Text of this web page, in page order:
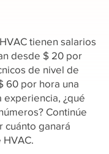
tienen salarios
desde $ 20 por
de nivel de
60 por hora una
experiencia, ¿qué
Continúe
cuánto ganará